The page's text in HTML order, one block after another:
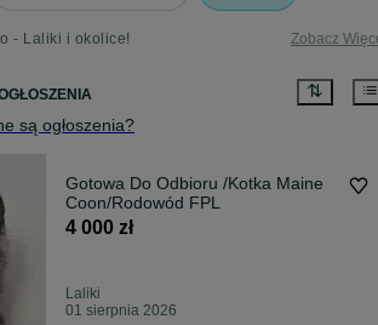
- Laliki i okolice! Zobacz
są ogłoszenia?
Gotowa Do Odbioru /Kotka Maine
Coon/Rodowód FPL
4 000 zł
Laliki
01 sierpnia 2026